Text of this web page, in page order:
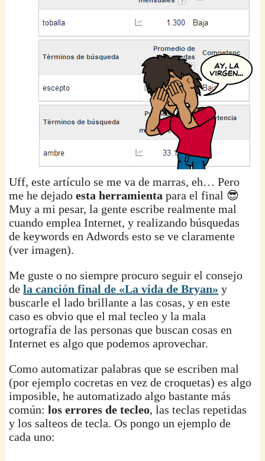
Uff, este artículo se me va de marras, eh… Pero
me he dejadoesta herramienta para el final 😎
Muy a mi pesar, la gente escribe realmente mal
cuando emplea Internet, y realizando búsquedas
de keywords en Adwords esto se ve claramente
(ver imagen).
Me guste o no siempre procuro seguir el consejo
dela canción final de «La vida de Bryan» y
buscarle el lado brillante a las cosas, y en este
caso es obvio que el mal tecleo y la mala
ortografía de las personas que buscan cosas en
Internet es algo que podemos aprovechar.
Como automatizar palabras que se escriben mal
(por ejemplo cocretas en vez de croquetas) es algo
imposible, he automatizado algo bastante más
común:los errores de tecleo, las teclas repetidas
y los salteos de tecla. Os pongo un ejemplo de
cada uno: